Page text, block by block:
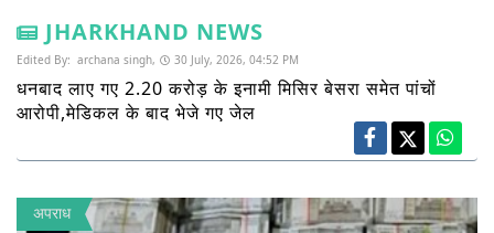
JHARKHAND NEWS
Edited By: archana singh, 30 July, 2026, 04:52 PM
धनबाद लाए गए 2.20 करोड़ के इनामी मिसिर बेसरा समेत पांचों
आरोपी,मेडिकल के बाद भेजे गए जेल
अपराध